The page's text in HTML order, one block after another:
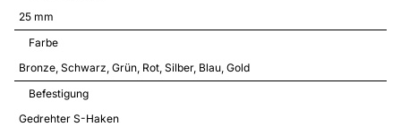
25 mm
Farbe
Bronze Schwarz Grün Rot Silber Blau Gold
Befestigung
Gedrehter S-Haken